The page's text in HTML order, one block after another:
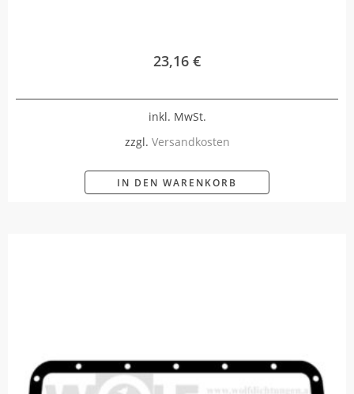
23,16 €
inkl. MwSt.
zzgl. Versandkosten
IN DEN WARENKORB